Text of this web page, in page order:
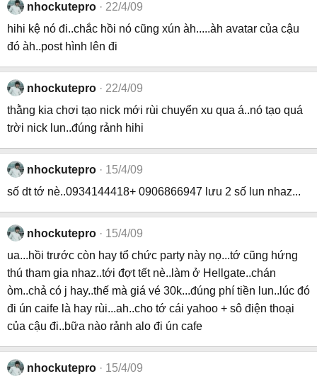
nhockutepro
22/4/09
hihi kệ nó đi..chắc hồi nó cũng xún àh.....àh avatar của cậu
đó àh..post hình lên đi
nhockutepro
22/4/09
thằng kia chơi tạo nick mới rùi chuyển xu qua á..nó tạo quá
trời nick lun..đúng rảnh hihi
nhockutepro
15/4/09
số dt tớ nè..0934144418+ 0906866947 lưu 2 số lun nhaz...
nhockutepro
15/4/09
ua...hồi trước còn hay tổ chức party này nọ...tớ cũng hứng
thú tham gia nhaz..tới đợt tết nè..làm ở Hellgate..chán
òm..chả có j hay..thế mà giá vé 30k...đúng phí tiền lun..lúc đó
đi ún caife là hay rùi...ah..cho tớ cái yahoo + sô điện thoại
của cậu đi..bữa nào rảnh alo đi ún cafe
nhockutepro
15/4/09